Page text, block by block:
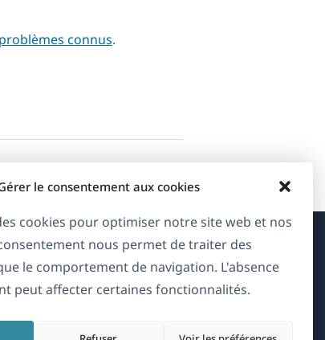
le consentement aux cookies
cookies pour optimiser notre site web et nos
nous permet de traiter des
le comportement de navigation. L'absence
peut affecter certaines fonctionnalités.
connus.
À propos de WPML
& Politique de confidentialité